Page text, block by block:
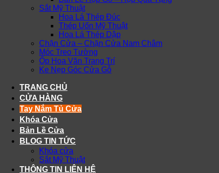
Sắt Mỹ Thuật
Hoa Lá Thép Đúc
Thép Uốn Mỹ Thuật
Hoa Lá Thép Dập
Chặn Cửa – Chặn Cửa Nam Châm
Móc Treo Tường
Ốp Hoa Văn Trang Trí
Ke Nẹp Góc Cửa Gỗ
TRANG CHỦ
CỬA HÀNG
Tay Nắm Tủ Cửa
Khóa Cửa
Bản Lề Cửa
BLOG TIN TỨC
Khóa cửa
Sắt Mỹ Thuật
THÔNG TIN LIÊN HỆ